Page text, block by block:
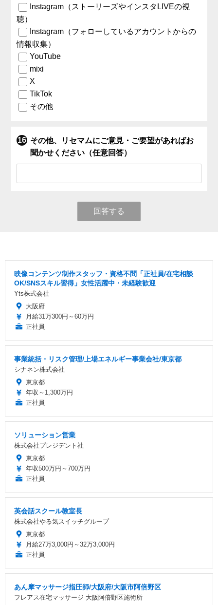
Instagram（ストーリーズやインスタLIVEの視
聴）
Instagram（フォローしているアカウントからの
情報収集）
YouTube
mixi
X
TikTok
その他
その他、リセマムにご意見・ご要望があればお
聞かせください（任意回答）
回答する
映像コンテンツ制作スタッフ・資格不問「正社員/在宅相談
OK/SNSスキル習得」女性活躍中・未経験歓迎
Yts株式会社
大阪府
月給31万300円～60万円
正社員
事業統括・リスク管理/上場エネルギー事業会社/東京都
シナネン株式会社
東京都
年収～1,300万円
正社員
ソリューション営業
株式会社プレジデント社
東京都
年収500万円～700万円
正社員
英会話スクール教室長
株式会社やる気スイッチグループ
東京都
月給27万3,000円～32万3,000円
正社員
あん摩マッサージ指圧師/大阪府/大阪市阿倍野区
フレアス在宅マッサージ 大阪阿倍野区施術所